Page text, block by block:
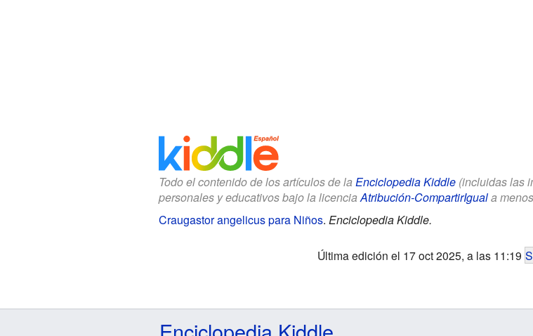
Todo el contenido de los artículos de la Enciclopedia Kiddle(incluidas las
personales y educativos bajo la licenciaAtribución-CompartirIguala
Craugastor angelicus para Niños. Enciclopedia Kiddle.
Última edición el 17 oct 2025, a las 11:19